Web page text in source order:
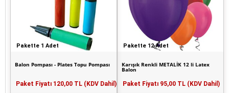
Pakette 12 Adet
Karışık Renkli METALİK 12 li Latex
Balon
Paket Fiyatı 95,00 TL (KDV Dahil)
Pakette 1 Adet
Balon Pompası - Plates Topu Pompası
Paket Fiyatı 120,00 TL (KDV Dahil)